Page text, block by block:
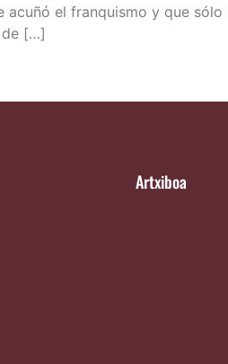
acu­ñó el fran­quis­mo y que
de […]
Artxiboa